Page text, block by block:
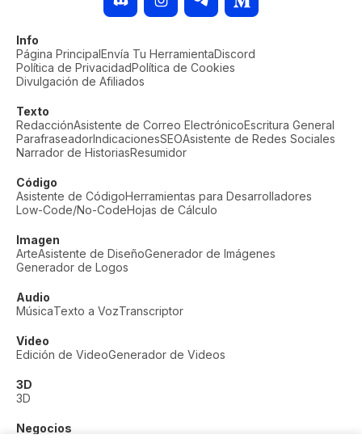
Info
Página PrincipalEnvía Tu HerramientaDiscord
Política de PrivacidadPolítica de Cookies
Divulgación de Afiliados
Texto
RedacciónAsistente de Correo ElectrónicoEscritura General
ParafraseadorIndicacionesSEOAsistente de Redes Sociales
Narrador de HistoriasResumidor
Código
Asistente de CódigoHerramientas para Desarrolladores
Low-Code/No-CodeHojas de Cálculo
Imagen
ArteAsistente de DiseñoGenerador de Imágenes
Generador de Logos
Audio
MúsicaTexto a VozTranscriptor
Video
Edición de VideoGenerador de Videos
3D
3D
Negocios